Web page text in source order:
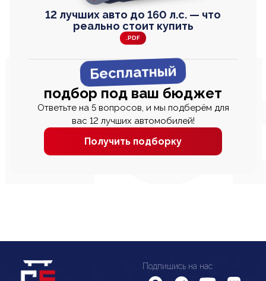
12 лучших авто до 160 л.с. — что
реально стоит купить
.PDF
Бесплатный
подбор под ваш бюджет
Ответьте на 5 вопросов, и мы подберём для
вас 12 лучших автомобилей!
Получить подборку
Подпишись на нас